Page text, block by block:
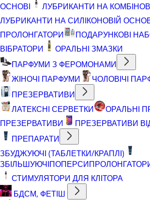
ОСНОВІ
ЛУБРИКАНТИ НА
ЛУБРИКАНТИ НА СИЛІКОНОВІЙ
ПРОЛОНГАТОРИ
ПОДАРУНКОВІ
ВІБРАТОРИ
ОРАЛЬНІ ЗМАЗКИ
ПАРФУМИ З ФЕРОМОНАМИ
ЖІНОЧІ ПАРФУМИ
ЧОЛОВІЧІ
ПРЕЗЕРВАТИВИ
ЛАТЕКСНІ СЕРВЕТКИ
ОРАЛЬНІ
ПРЕЗЕРВАТИВИ
ПРЕЗЕРВАТИВИ
ПРЕПАРАТИ
ЗБУДЖУЮЧІ (ТАБЛЕТКИ/КРАПЛІ)
ЗБІЛЬШУЮЧІПОПЕРСИ
СТИМУЛЯТОРИ ДЛЯ КЛІТОРА
БДСМ, ФЕТІШ